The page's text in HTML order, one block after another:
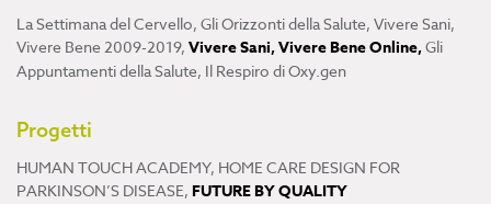
La Settimana del Cervello, Gli Orizzonti della Salute, Vivere Sani,
Vivere Bene 2009-2019, Vivere Sani, Vivere Bene Online,Gli
Appuntamenti della Salute, Il Respiro di Oxy.gen
Progetti
HUMAN TOUCH ACADEMY, HOME CARE DESIGN FOR
PARKINSON’S DISEASE, FUTURE BY QUALITY